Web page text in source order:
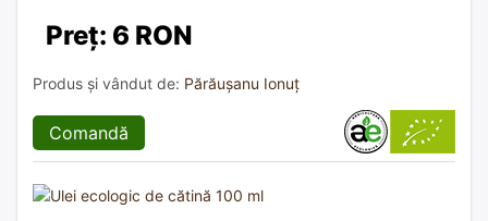
Preț: 6 RON
Produs și vândut de: Părăușanu Ionuț
Comandă